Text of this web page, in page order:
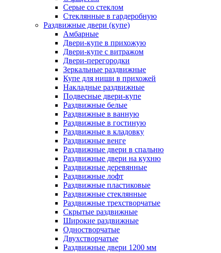
Серые со стеклом
Стеклянные в гардеробную
Раздвижные двери (купе)
Амбарные
Двери-купе в прихожую
Двери-купе с витражом
Двери-перегородки
Зеркальные раздвижные
Купе для ниши в прихожей
Накладные раздвижные
Подвесные двери-купе
Раздвижные белые
Раздвижные в ванную
Раздвижные в гостиную
Раздвижные в кладовку
Раздвижные венге
Раздвижные двери в спальню
Раздвижные двери на кухню
Раздвижные деревянные
Раздвижные лофт
Раздвижные пластиковые
Раздвижные стеклянные
Раздвижные трехстворчатые
Скрытые раздвижные
Широкие раздвижные
Одностворчатые
Двухстворчатые
Раздвижные двери 1200 мм